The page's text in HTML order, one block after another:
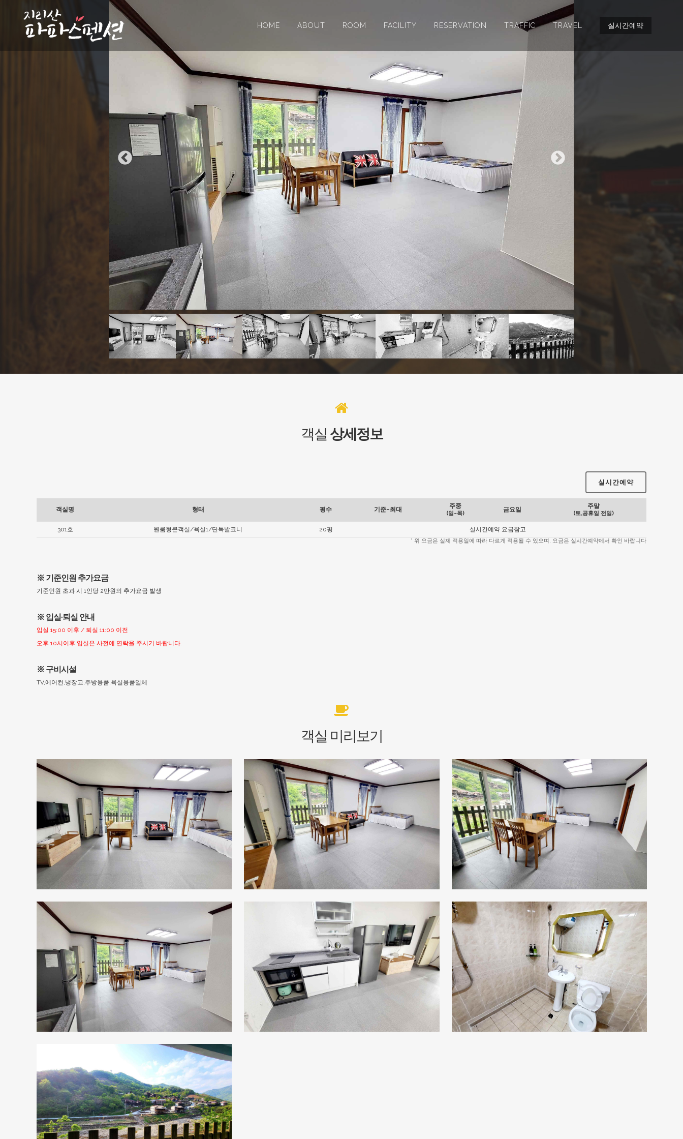
실시간예약
HOME ABOUT ROOM FACILITY RESERVATION TRAFFIC TRAVEL
객실 상세정보
실시간예약
객실명 형태 평수 기준~최대 주중
(일~목)
금요일 주말
(토,공휴일 전일)
301호 원룸형큰객실/욕실1/단독발코니 20평 실시간예약 요금참고
* 위 요금은 실제 적용일에 따라 다르게 적용될 수 있으며, 요금은 실시간예약에서 확인 바랍니다
※ 기준인원 추가요금
기준인원 초과 시 1인당 2만원의 추가요금 발생
※ 입실·퇴실 안내
입실 15:00 이후 / 퇴실 11:00 이전
오후 10시이후 입실은 사전에 연락을 주시기 바랍니다.
※ 구비시설
TV,에어컨,냉장고,주방용품,욕실용품일체
객실 미리보기